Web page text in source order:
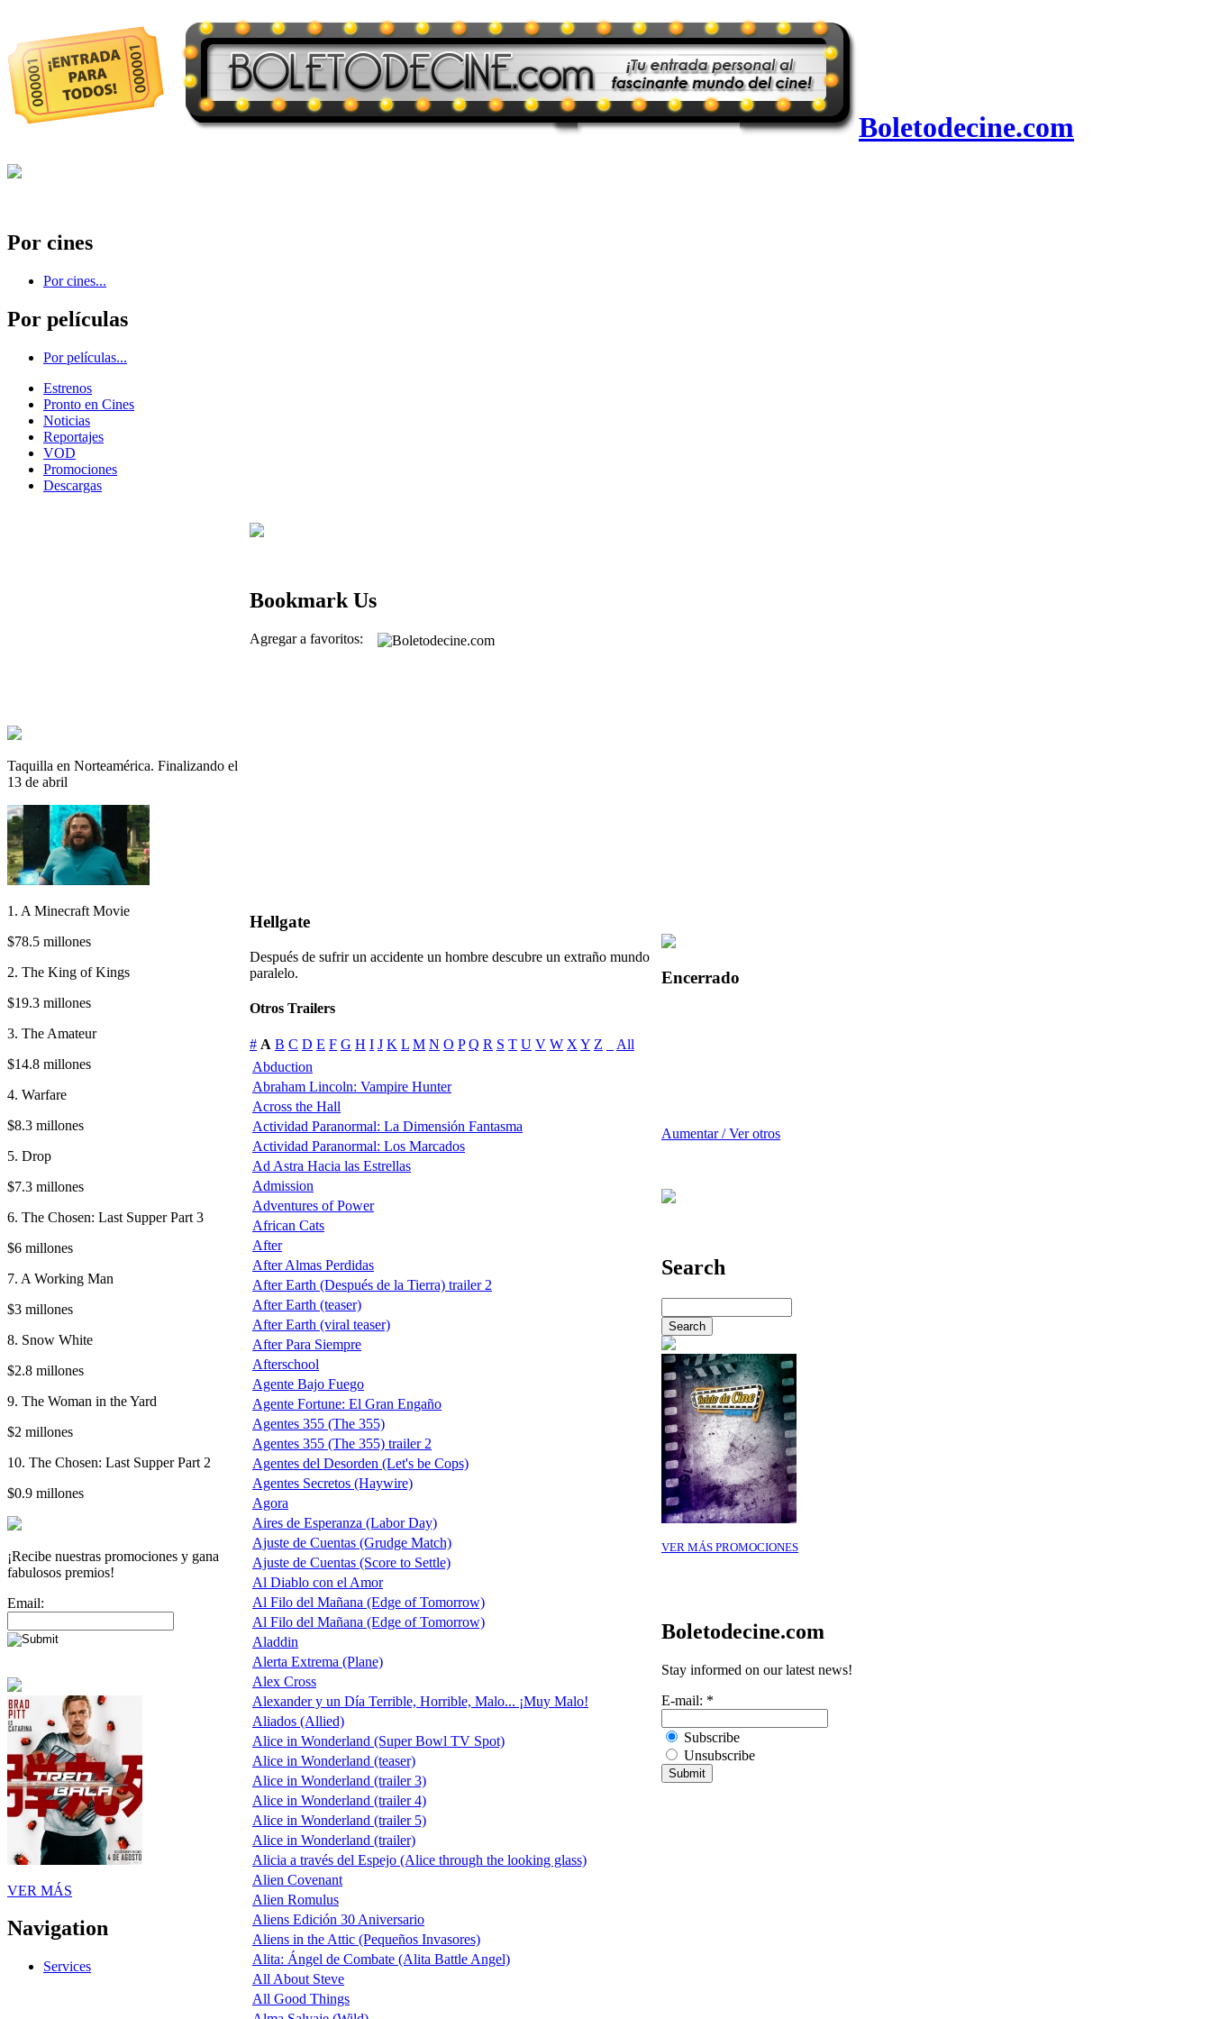
Boletodecine.com
Por cines
Por cines...
Por películas
Por películas...
Estrenos
Pronto en Cines
Noticias
Reportajes
VOD
Promociones
Descargas
Taquilla en Norteamérica. Finalizando el
13 de abril
1. A Minecraft Movie
$78.5 millones
2. The King of Kings
$19.3 millones
3. The Amateur
$14.8 millones
4. Warfare
$8.3 millones
5. Drop
$7.3 millones
6. The Chosen: Last Supper Part 3
$6 millones
7. A Working Man
$3 millones
8. Snow White
$2.8 millones
9. The Woman in the Yard
$2 millones
10. The Chosen: Last Supper Part 2
$0.9 millones
¡Recibe nuestras promociones y gana
fabulosos premios!
Email:
VER MÁS
Navigation
Services
Bookmark Us
Agregar a favoritos:
Hellgate
Después de sufrir un accidente un hombre descubre un extraño mundo
paralelo.
Otros Trailers
# A B C D E F G H I J K L M N O P Q R S T U V W X Y Z
All
Abduction
Abraham Lincoln: Vampire Hunter
Across the Hall
Actividad Paranormal: La Dimensión Fantasma
Actividad Paranormal: Los Marcados
Ad Astra Hacia las Estrellas
Admission
Adventures of Power
African Cats
After
After Almas Perdidas
After Earth (Después de la Tierra) trailer 2
After Earth (teaser)
After Earth (viral teaser)
After Para Siempre
Afterschool
Agente Bajo Fuego
Agente Fortune: El Gran Engaño
Agentes 355 (The 355)
Agentes 355 (The 355) trailer 2
Agentes del Desorden (Let's be Cops)
Agentes Secretos (Haywire)
Agora
Aires de Esperanza (Labor Day)
Ajuste de Cuentas (Grudge Match)
Ajuste de Cuentas (Score to Settle)
Al Diablo con el Amor
Al Filo del Mañana (Edge of Tomorrow)
Al Filo del Mañana (Edge of Tomorrow)
Aladdin
Alerta Extrema (Plane)
Alex Cross
Alexander y un Día Terrible, Horrible, Malo... ¡Muy Malo!
Aliados (Allied)
Alice in Wonderland (Super Bowl TV Spot)
Alice in Wonderland (teaser)
Alice in Wonderland (trailer 3)
Alice in Wonderland (trailer 4)
Alice in Wonderland (trailer 5)
Alice in Wonderland (trailer)
Alicia a través del Espejo (Alice through the looking glass)
Alien Covenant
Alien Romulus
Aliens Edición 30 Aniversario
Aliens in the Attic (Pequeños Invasores)
Alita: Ángel de Combate (Alita Battle Angel)
All About Steve
All Good Things
Encerrado
Aumentar / Ver otros
Search
VER MÁS PROMOCIONES
Boletodecine.com
Stay informed on our latest news!
E-mail: *
Subscribe
Unsubscribe